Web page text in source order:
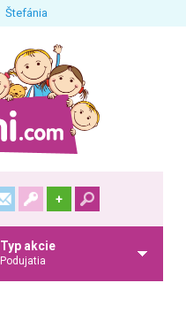
Štefánia
+
Typ akcie
Podujatia